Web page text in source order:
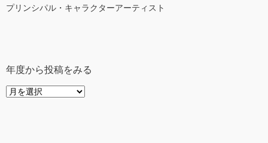
プリンシパル・キャラクターアーティスト
年度から投稿をみる
年